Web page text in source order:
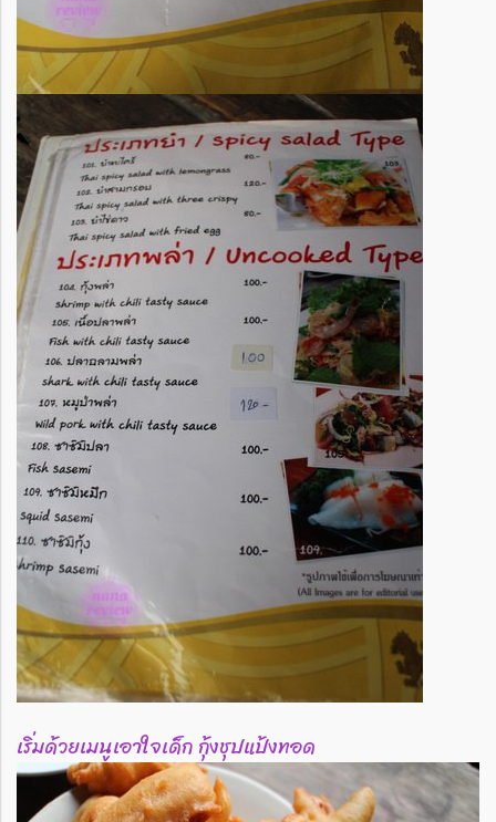
เริ่มด้วยเมนูเอาใจเด็ก กุ้งชุปแป้งทอด